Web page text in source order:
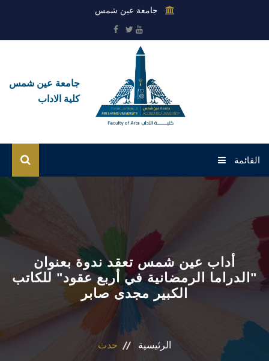
جامعة عين شمس
جامعة عين شمس
كلية الاداب
القائمة
الرئيسية
القطاعاتأداب عين شمس تعقد ندوة بعنوان
"الدراما الرمضانية في أربع عقود" للكاتب
الكبير مجدى صابر
الرئيسية حدث